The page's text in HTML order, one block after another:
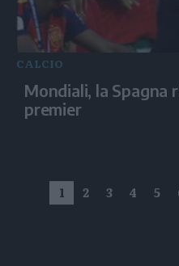
CALCIO
Mondiali, la Spagna
premier
1 2 3 4 5